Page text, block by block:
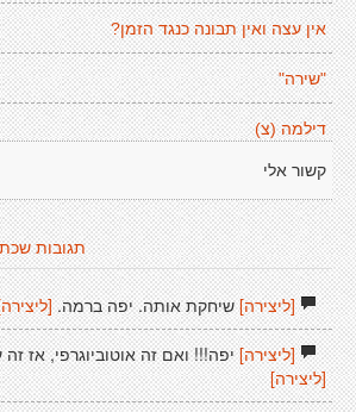
אין עצה ואין תבונה כנגד הזמן?
"שירה"
דילמה (צ)
קשור אלי
תגובות
[ליצירה]שיחקת אותה. יפה ברמה.
[ליצירה]יפה!!! ואם זה אוטוביוגרפי, אז זה
[ליצירה]